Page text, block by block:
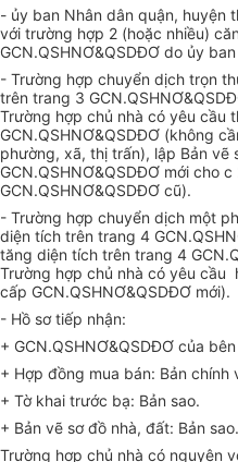
- ủy ban Nhân dân quận, huyện
với trường hợp 2 (hoặc nhiều)
GCN.QSHNƠ&QSDĐƠ do ủy
- Trường hợp chuyển dịch trọn
trên trang 3
Trường hợp chủ nhà có yêu cầu
GCN.QSHNƠ&QSDĐƠ (không
phường, xã, thị trấn), lập Bản vẽ
GCN.QSHNƠ&QSDĐƠ mới cho
GCN.QSHNƠ&QSDĐƠ cũ).
- Trường hợp chuyển dịch một
diện tích trên trang 4
tăng diện tích trên trang 4
Trường hợp chủ nhà có yêu cầu
cấp GCN.QSHNƠ&QSDĐƠ mới).
- Hồ sơ tiếp nhận:
+ GCN.QSHNƠ&QSDĐƠ của
+ Hợp đồng mua bán: Bản chính
+ Tờ khai trước bạ: Bản sao.
+ Bản vẽ sơ đồ nhà, đất: Bản sao.
Trường hợp chủ nhà có nguyện